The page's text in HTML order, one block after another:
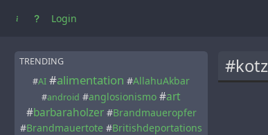
Login
TRENDING
#AI #alimentation #AllahuAkbar
#android #anglosionismo #art
#barbaraholzer #Brandmaueropfer
#Brandmauertote #Britishdeportations